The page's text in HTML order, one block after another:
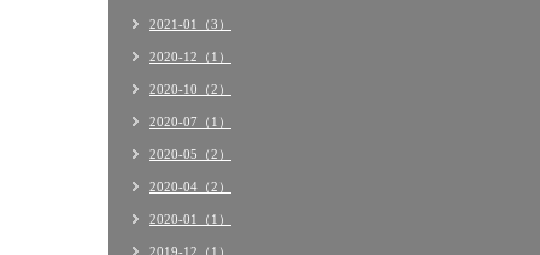
2021-01（3）
2020-12（1）
2020-10（2）
2020-07（1）
2020-05（2）
2020-04（2）
2020-01（1）
2019-12（1）